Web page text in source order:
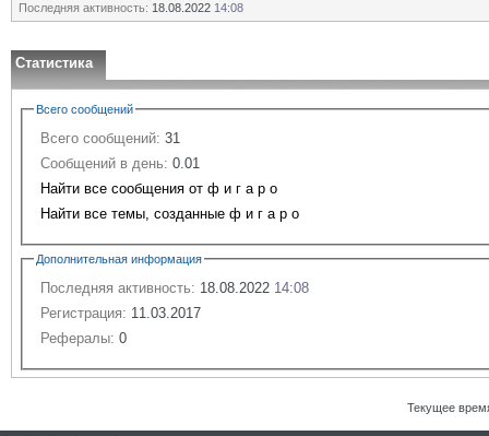
Последняя активность: 18.08.2022 14:08
Статистика
Всего сообщений
Всего сообщений: 31
Сообщений в день: 0.01
Найти все сообщения от ф и г а р о
Найти все темы, созданные ф и г а р о
Дополнительная информация
Последняя активность: 18.08.2022 14:08
Регистрация: 11.03.2017
Рефералы: 0
Текущее